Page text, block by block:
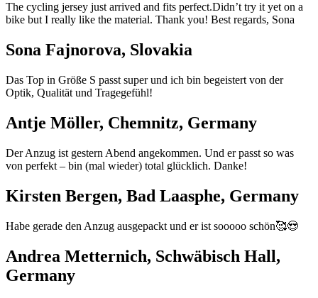
The cycling jersey just arrived and fits perfect.Didn’t try it yet on a
bike but I really like the material. Thank you! Best regards, Sona
Sona Fajnorova, Slovakia
Das Top in Größe S passt super und ich bin begeistert von der
Optik, Qualität und Tragegefühl!
Antje Möller, Chemnitz, Germany
Der Anzug ist gestern Abend angekommen. Und er passt so was
von perfekt – bin (mal wieder) total glücklich. Danke!
Kirsten Bergen, Bad Laasphe, Germany
Habe gerade den Anzug ausgepackt und er ist sooooo schön🥰😍
Andrea Metternich, Schwäbisch Hall,
Germany